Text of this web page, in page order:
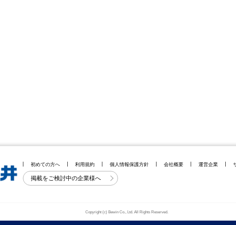
初めての方へ 利用規約 個人情報保護方針 会社概要 運営企業
掲載をご検討中の企業様へ
Copyright (c) Bewin Co., Ltd. All Rights Reserved.